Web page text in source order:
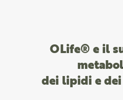
OLife® e il
dei lipidi e